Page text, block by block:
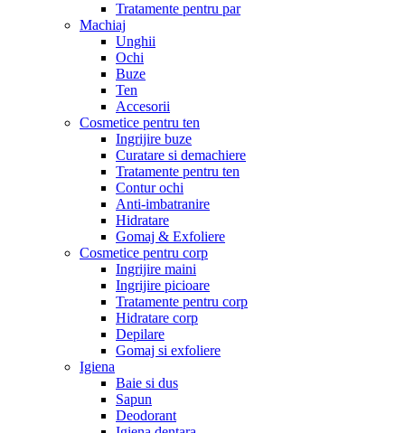
Tratamente pentru par
Machiaj
Unghii
Ochi
Buze
Ten
Accesorii
Cosmetice pentru ten
Ingrijire buze
Curatare si demachiere
Tratamente pentru ten
Contur ochi
Anti-imbatranire
Hidratare
Gomaj & Exfoliere
Cosmetice pentru corp
Ingrijire maini
Ingrijire picioare
Tratamente pentru corp
Hidratare corp
Depilare
Gomaj si exfoliere
Igiena
Baie si dus
Sapun
Deodorant